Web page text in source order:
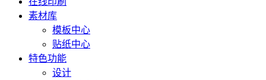
素材库
模板中心
贴纸中心
特色功能
设计